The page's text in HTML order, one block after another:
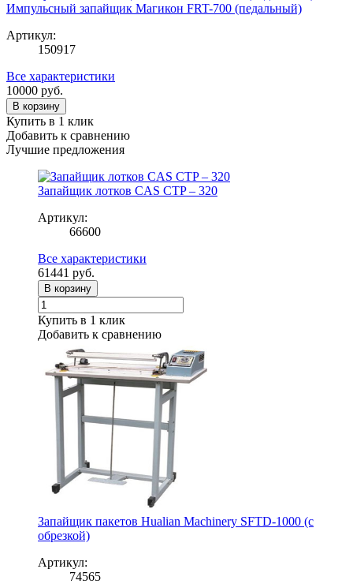
Импульсный запайщик Магикон FRT-700 (педальный)
Артикул:
150917
Все характеристики
10000 руб.
В корзину
Купить в 1 клик
Добавить к сравнению
Лучшие предложения
Запайщик лотков CAS CTP – 320
Артикул:
66600
Все характеристики
61441 руб.
В корзину
Купить в 1 клик
Добавить к сравнению
Запайщик пакетов Hualian Machinery SFTD-1000 (с
обрезкой)
Артикул:
74565